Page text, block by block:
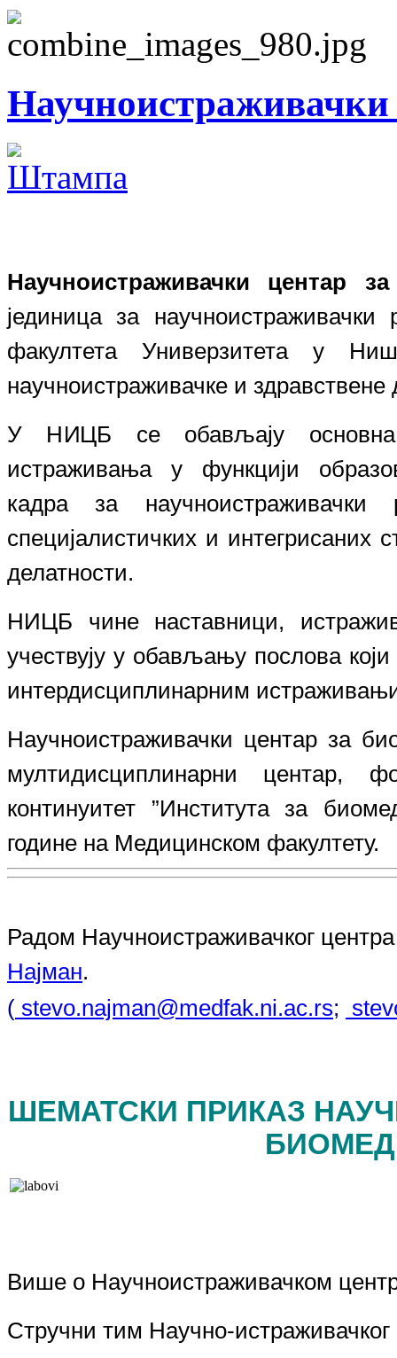
Научноистраживачки
Научноистраживачки центар
јединица за
факултета Универзитета у
научноистраживачке и здравствене
У НИЦБ се обављају
истраживања у функцији
кадра за
специјалистичких и интегрисаних
делатности.
НИЦБ чине наставници,
учествују у обављању послова
интердисциплинарним
Научноистраживачки центар за
мултидисциплинарни центар,
континуитет ”Института за
године на Медицинском факултету.
Радом Научноистраживачког
Најман.
( stevo.najman@medfak.ni.ac.rs;
ШЕМАТСКИ ПРИКАЗ
Више о Научноистраживачком
Стручни тим Научно-